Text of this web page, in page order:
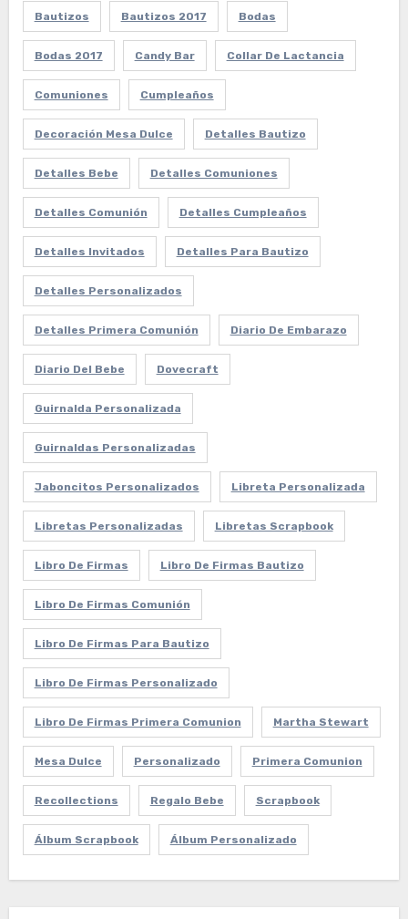
Bautizos Bautizos 2017 Bodas
Bodas 2017 Candy Bar Collar De Lactancia
Comuniones Cumpleaños
Decoración Mesa Dulce Detalles Bautizo
Detalles Bebe Detalles Comuniones
Detalles Comunión Detalles Cumpleaños
Detalles Invitados Detalles Para Bautizo
Detalles Personalizados
Detalles Primera Comunión Diario De Embarazo
Diario Del Bebe Dovecraft
Guirnalda Personalizada
Guirnaldas Personalizadas
Jaboncitos Personalizados Libreta Personalizada
Libretas Personalizadas Libretas Scrapbook
Libro De Firmas Libro De Firmas Bautizo
Libro De Firmas Comunión
Libro De Firmas Para Bautizo
Libro De Firmas Personalizado
Libro De Firmas Primera Comunion Martha Stewart
Mesa Dulce Personalizado Primera Comunion
Recollections Regalo Bebe Scrapbook
Álbum Scrapbook Álbum Personalizado